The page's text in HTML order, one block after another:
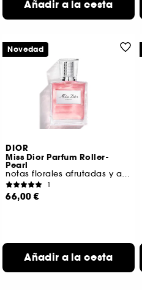
Añadir a la cesta
DIOR
Miss Dior Parfum Roller-
Pearl
notas florales afrutadas y amaderadas
1
66,00 €
Añadir a la cesta
Novedad